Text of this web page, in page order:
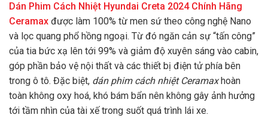
Dán Phim Cách Nhiệt Hyundai Creta 2024 Chính Hãng
Ceramax được làm 100% từ men sứ theo công nghệ Nano
và lọc quang phổ hồng ngoại. Từ đó ngăn cản sự “tấn công”
của tia bức xạ lên tới 99% và giảm độ xuyên sáng vào cabin,
góp phần bảo vệ nội thất và các thiết bị điện tử phía bên
trong ô tô. Đặc biệt, dán phim cách nhiệt Ceramaxhoàn
toàn không oxy hoá, khó bám bẩn nên không gây ảnh hưởng
tới tầm nhìn của tài xế trong suốt quá trình lái xe.